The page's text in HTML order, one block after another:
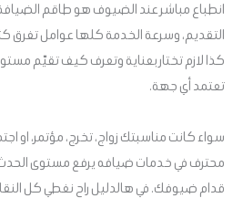
انطباع مباشر عند الضيوف هو طاقم الضيافة.
التقديم، وسرعة الخدمة كلها عوامل تفرق
كذا لازم تختار بعناية وتعرف كيف تقيّم
تعتمد أي جهة.
سواء كانت مناسبتك زواج، تخرج، مؤتمر، او
محترف في خدمات ضيافه يرفع مستوى
قدام ضيوفك. في هالدليل راح نغطي كل